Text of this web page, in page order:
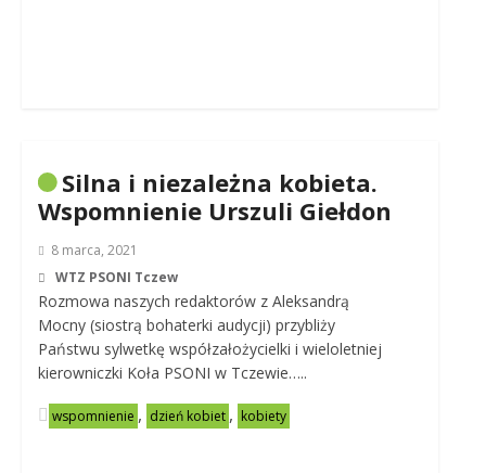
Silna i niezależna kobieta.
Wspomnienie Urszuli Giełdon
8 marca, 2021
WTZ PSONI Tczew
Rozmowa naszych redaktorów z Aleksandrą
Mocny (siostrą bohaterki audycji) przybliży
Państwu sylwetkę współzałożycielki i wieloletniej
kierowniczki Koła PSONI w Tczewie…..
wspomnienie , dzień kobiet , kobiety